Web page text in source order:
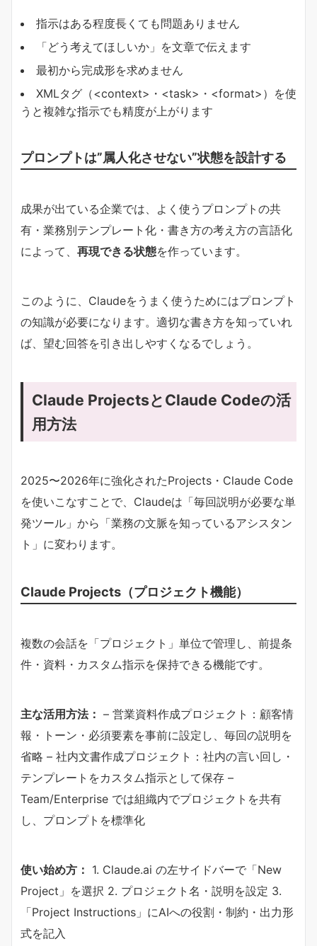
指示はある程度長くても問題ありません
「どう考えてほしいか」を文章で伝えます
最初から完成形を求めません
XMLタグ（<context>・<task>・<format>）を使
うと複雑な指示でも精度が上がります
プロンプトは”属人化させない”状態を設計する
成果が出ている企業では、よく使うプロンプトの共
有・業務別テンプレート化・書き方の考え方の言語化
によって、​ ​再現できる状態​​を作っています。
このように、Claudeをうまく使うためにはプロンプト
の知識が必要になります。適切な書き方を知っていれ
ば、望む回答を引き出しやすくなるでしょう。
Claude ProjectsとClaude Codeの活
用方法
2025〜2026年に強化されたProjects・Claude Code
を使いこなすことで、Claudeは「毎回説明が必要な単
発ツール」から「業務の文脈を知っているアシスタン
ト」に変わります。
Claude Projects（プロジェクト機能）
複数の会話を「プロジェクト」単位で管理し、前提条
件・資料・カスタム指示を保持できる機能です。
​主な活用方法：​ – 営業資料作成プロジェクト：顧客情
報・トーン・必須要素を事前に設定し、毎回の説明を
省略 – 社内文書作成プロジェクト：社内の言い回し・
テンプレートをカスタム指示として保存 –
Team/Enterprise では組織内でプロジェクトを共有
し、プロンプトを標準化
​使い始め方：​ 1. Claude.ai の左サイドバーで「New
Project」を選択 2. プロジェクト名・説明を設定 3.
「Project Instructions」にAIへの役割・制約・出力形
式を記入